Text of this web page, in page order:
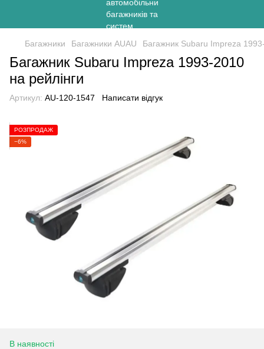
Багажники Багажники AUAU Багажник Subaru Impreza
Багажник Subaru Impreza 1993-2010
на рейлінги
Артикул: AU-120-1547 Написати відгук
РОЗПРОДАЖ
−6%
В наявності